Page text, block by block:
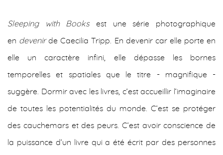
Sleeping with Booksest une série photographique
en devenirde Caecilia Tripp. En devenir car elle porte en
elle un caractère infini, elle dépasse les bornes
temporelles et spatiales que le titre - magnifique -
suggère. Dormir avec les livres, c’est accueillir l’imaginaire
de toutes les potentialités du monde. C’est se protéger
des cauchemars et des peurs. C’est avoir conscience de
la puissance d’un livre qui a été écrit par des personnes